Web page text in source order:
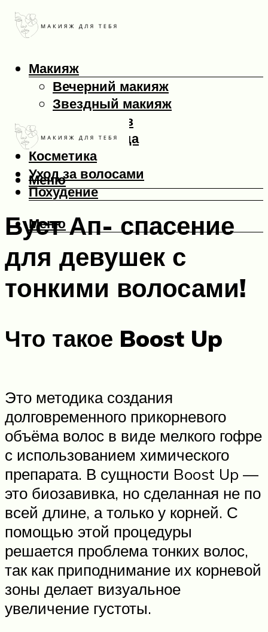
Макияж
Вечерний макияж
Звездный макияж
Макияж глаз
Макияж лица
Косметика
Уход за волосами
Похудение
Меню
Меню
Буст Ап- спасение
для девушек с
тонкими волосами!
Что такое Boost Up
Это методика создания
долговременного прикорневого
объёма волос в виде мелкого гофре
с использованием химического
препарата. В сущности Boost Up —
это биозавивка, но сделанная не по
всей длине, а только у корней. С
помощью этой процедуры
решается проблема тонких волос,
так как приподнимание их корневой
зоны делает визуальное
увеличение густоты.